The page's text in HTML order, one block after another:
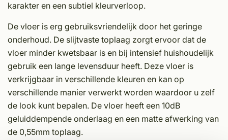
karakter en een subtiel kleurverloop.
De vloer is erg gebruiksvriendelijk door het geringe
onderhoud. De slijtvaste toplaag zorgt ervoor dat de
vloer minder kwetsbaar is en bij intensief huishoudelijk
gebruik een lange levensduur heeft. Deze vloer is
verkrijgbaar in verschillende kleuren en kan op
verschillende manier verwerkt worden waardoor u zelf
de look kunt bepalen. De vloer heeft een 10dB
geluiddempende onderlaag en een matte afwerking van
de 0,55mm toplaag.